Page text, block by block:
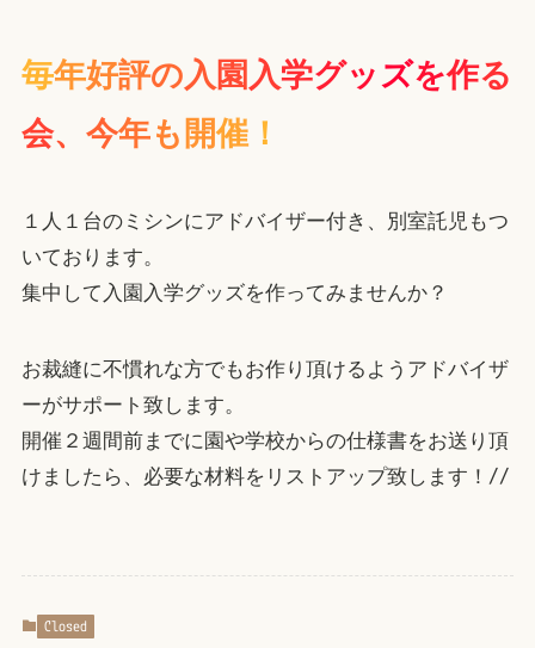
毎年好評の入 園 入学グッズを作る
会、 今年も 開催！
１人１台のミシンにアドバイザー付き、別室託児もつ
いております。
集中して入園入学グッズを作ってみませんか？
お裁縫に不慣れな方でもお作り頂けるようアドバイザ
ーがサポート致します。
開催２週間前までに園や学校からの仕様書をお送り頂
けましたら、必要な材料をリストアップ致します！//
Closed